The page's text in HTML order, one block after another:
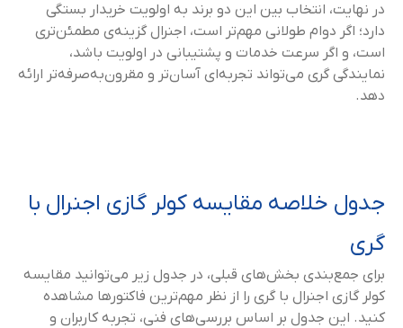
در نهایت، انتخاب بین این دو برند به اولویت خریدار بستگی
دارد؛ اگر دوام طولانی مهم‌تر است، اجنرال گزینه‌ی مطمئن‌تری
است، و اگر سرعت خدمات و پشتیبانی در اولویت باشد،
نمایندگی گری می‌تواند تجربه‌ای آسان‌تر و مقرون‌به‌صرفه‌تر ارائه
دهد.
جدول خلاصه مقایسه کولر گازی اجنرال با
گری
برای جمع‌بندی بخش‌های قبلی، در جدول زیر می‌توانید مقایسه
کولر گازی اجنرال با گری را از نظر مهم‌ترین فاکتورها مشاهده
کنید. این جدول بر اساس بررسی‌های فنی، تجربه کاربران و